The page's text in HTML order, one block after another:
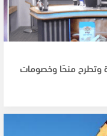
وتطرح منحًا وخصومات